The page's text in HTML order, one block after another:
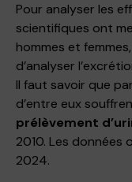
Pour analyser les
scientifiques ont
hommes et
d’analyser
Il faut savoir que
d’entre eux
prélèvement
2010. Les
2024.